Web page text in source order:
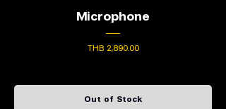
Microphone
Price
THB 2,890.00
Out of Stock